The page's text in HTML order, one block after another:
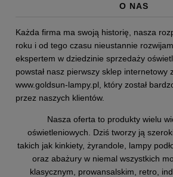
Certyfikaty i ostrzeżenie
Posiada oznaczenie CE (zgodność z normami UE).
Producent
42-224 Częstochowa, Polska
info@goldsun-lampy.pl
O NAS
Każda firma ma swoją historię, nasza
roku i od tego czasu nieustannie
ekspertem w dziedzinie sprzedaży
powstał nasz pierwszy sklep internetowy
www.goldsun-lampy.pl,
który został
przez naszych klientów.
Nasza oferta to produkty wielu
oświetleniowych. Dziś tworzy ją
takich jak kinkiety, żyrandole, lampy
oraz abażury w niemal wszystkich
klasycznym, prowansalskim, retro,